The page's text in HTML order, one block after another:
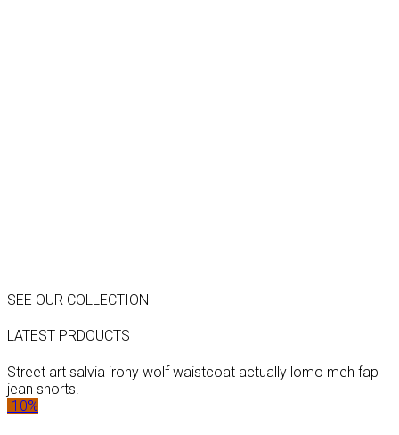
SEE OUR COLLECTION
LATEST PRDOUCTS
Street art salvia irony wolf waistcoat actually lomo meh fap
jean shorts.
-10%